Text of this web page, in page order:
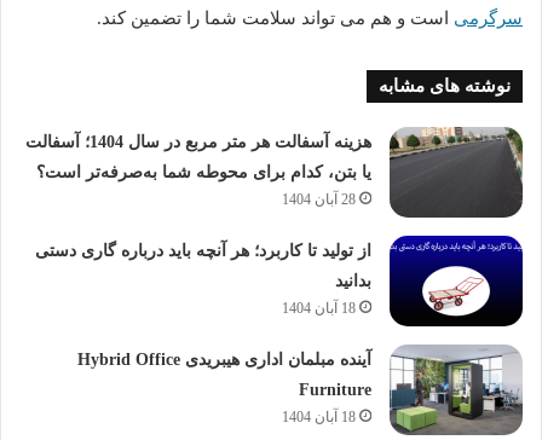
سرگرمی است و هم می تواند سلامت شما را تضمین کند.
نوشته های مشابه
هزینه آسفالت هر متر مربع در سال 1404؛ آسفالت
یا بتن، کدام برای محوطه شما به‌صرفه‌تر است؟
28 آبان 1404
از تولید تا کاربرد؛ هر آنچه باید درباره گاری دستی
بدانید
18 آبان 1404
آینده مبلمان اداری هیبریدی Hybrid Office
Furniture
18 آبان 1404